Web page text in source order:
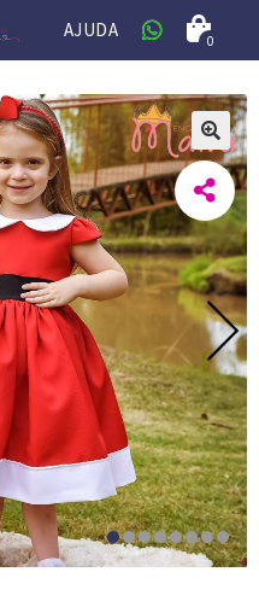
AJUDA 0
🔍
1 2